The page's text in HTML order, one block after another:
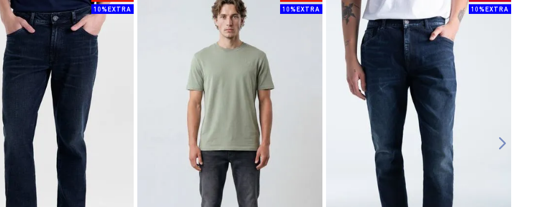
10%EXTRA
10%EXTRA
10%EXTRA